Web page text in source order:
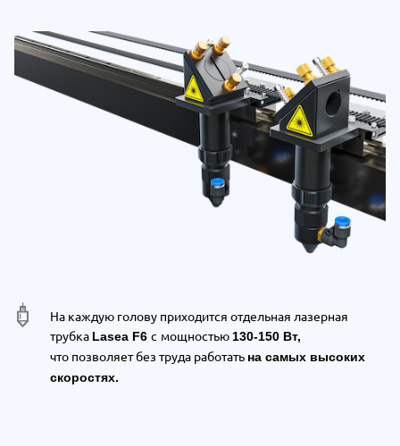
На каждую голову приходится отдельная лазерная
трубка Lasea F6 с мощностью 130-150 Вт,
что позволяет без труда работать на самых высоких
скоростях.